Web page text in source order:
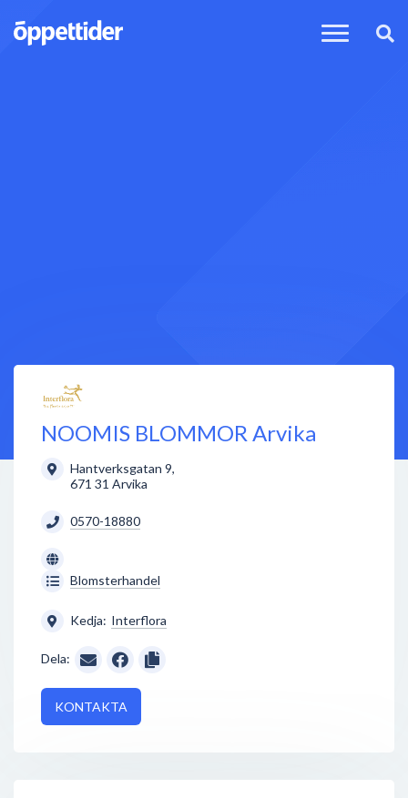
NOOMIS BLOMMOR Arvika
Hantverksgatan 9,
671 31 Arvika
0570-18880
Blomsterhandel
Kedja: Interflora
Dela:
KONTAKTA